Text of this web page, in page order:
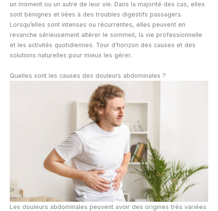
un moment ou un autre de leur vie. Dans la majorité des cas, elles
sont bénignes et liées à des troubles digestifs passagers.
Lorsqu’elles sont intenses ou récurrentes, elles peuvent en
revanche sérieusement altérer le sommeil, la vie professionnelle
et les activités quotidiennes. Tour d’horizon des causes et des
solutions naturelles pour mieux les gérer.
Quelles sont les causes des douleurs abdominales ?
Les douleurs abdominales peuvent avoir des origines très variées